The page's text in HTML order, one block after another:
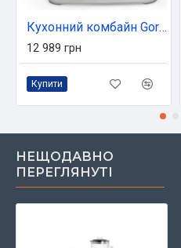
Кухонний комбайн Gorenje MMC1000RLR
12 989 грн
Купити
НЕЩОДАВНО
ПЕРЕГЛЯНУТІ